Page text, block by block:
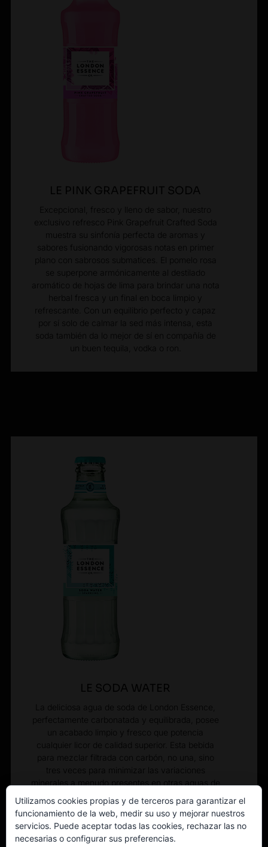
LE PINK GRAPEFRUIT SODA
Excepcional, fresco y lleno de sabor, nuestro
exclusivo refresco Pink Grapefruit Crafted Soda
muestra su sinfonía perfecta de aromas y
sabores fusionando vigorosas notas en primer
plano con sabrosos submatices. El pomelo rosa
se superpone armónicamente al destilado
aromático de hojas de lima para brindar una nota
herbal fresca y un final en boca limpio y
refrescante. Con un equilibrio perfecto y capaz
por sí solo de calmar la sed más intensa, esta
soda también da lo mejor de sí en compañía de
un buen tequila, vodka o ron.
LE SODA WATER
La deliciosa agua de soda de London Essence,
perfectamente carbonatada y equilibrada, posee
un acabado limpio y fresco que potencia
cualquier licor de calidad superior. Esta bebida
para mezclar filtrada con carbón, no una, sino
tres veces para minimizar las variaciones
minerales a menudo presentes en otras aguas de
soda, posee un perfil de sabor suave y
consistente.
Utilizamos cookies propias y de terceros para garantizar el
funcionamiento de la web, medir su uso y mejorar nuestros
servicios. Puede aceptar todas las cookies, rechazar las no
necesarias o configurar sus preferencias.